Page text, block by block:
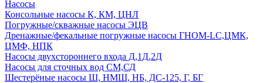
Насосы
Консольные насосы К, КМ, ЦНЛ
Погружные/скважные насосы ЭЦВ
Дренажные/фекальные погружные насосы ГНОМ-LC,ЦМК,
ЦМФ, НПК
Насосы двухстороннего входа Д,1Д,2Д
Насосы для сточных вод СМ,СД
Шестерёные насосы Ш, НМШ, НБ, ДС-125, Г, БГ